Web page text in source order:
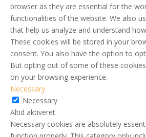
browser as they are essential for the
functionalities of the website. We also
that help us analyze and understand
These cookies will be stored in your
consent. You also have the option to
But opting out of some of these
on your browsing experience.
Necessary
Necessary
Altid aktiveret
Necessary cookies are absolutely